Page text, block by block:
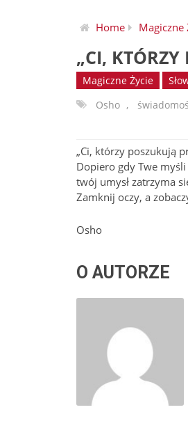
Home Magiczne
„CI,
Magiczne Życie
Osho ,
„Ci, którzy poszukują
Dopiero gdy Twe
twój umysł zatrzyma
Zamknij oczy, a
Osho
O AUTORZE